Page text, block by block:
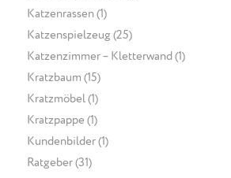
Katzenrassen(1)
Katzenspielzeug(25)
Katzenzimmer – Kletterwand (1)
Kratzbaum (15)
Kratzmöbel(1)
Kratzpappe (1)
Kundenbilder(1)
Ratgeber(31)